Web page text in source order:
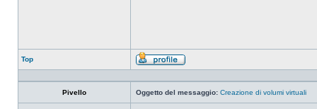
Top
Profilo
Pivello Oggetto del messaggio: Creazione di volumi virtuali